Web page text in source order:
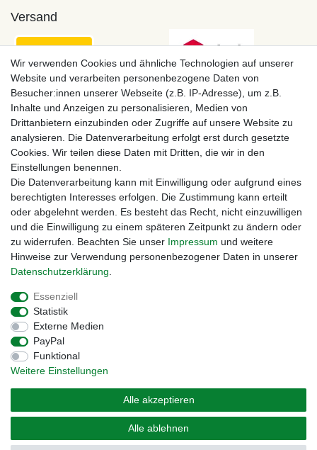
Versand
Zahlungsmöglichkeiten
Impressum
Widerrufs­recht
Wir verwenden Cookies und ähnliche Technologien auf unserer
Website und verarbeiten personenbezogene Daten von
Besucher:innen unserer Webseite (z.B. IP-Adresse), um z.B.
Inhalte und Anzeigen zu personalisieren, Medien von
Drittanbietern einzubinden oder Zugriffe auf unsere Website zu
analysieren. Die Datenverarbeitung erfolgt erst durch gesetzte
Cookies. Wir teilen diese Daten mit Dritten, die wir in den
Einstellungen benennen.
Die Datenverarbeitung kann mit Einwilligung oder aufgrund eines
berechtigten Interesses erfolgen. Die Zustimmung kann erteilt
oder abgelehnt werden. Es besteht das Recht, nicht einzuwilligen
und die Einwilligung zu einem späteren Zeitpunkt zu ändern oder
zu widerrufen. Beachten Sie unser Impressum und weitere
Hinweise zur Verwendung personenbezogener Daten in unserer
Daten­schutz­erklärung
Essenziell
Statistik
Externe Medien
PayPal
Funktional
Weitere Einstellungen
Alle akzeptieren
Alle ablehnen